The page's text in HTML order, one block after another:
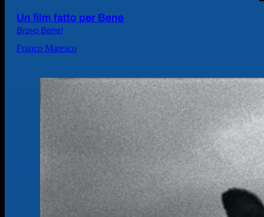
Un film fatto per Bene
Bravo Bene!
Franco Maresco